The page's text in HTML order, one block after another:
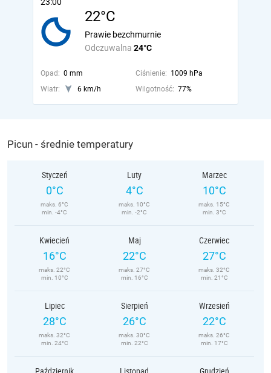
22°C
Odczuwalna 24°C
Prawie bezchmurnie
Opad: 0 mm Ciśnienie: 1009 hPa
Wiatr:
6 km/h Wilgotność: 77%
Picun - średnie temperatury
Styczeń
0°C
maks. 6°C
min. -4°C
Luty
4°C
maks. 10°C
min. -2°C
Marzec
10°C
maks. 15°C
min. 3°C
Kwiecień
16°C
maks. 22°C
min. 10°C
Maj
22°C
maks. 27°C
min. 16°C
Czerwiec
27°C
maks. 32°C
min. 21°C
Lipiec
28°C
maks. 32°C
min. 24°C
Sierpień
26°C
maks. 30°C
min. 22°C
Wrzesień
22°C
maks. 26°C
min. 17°C